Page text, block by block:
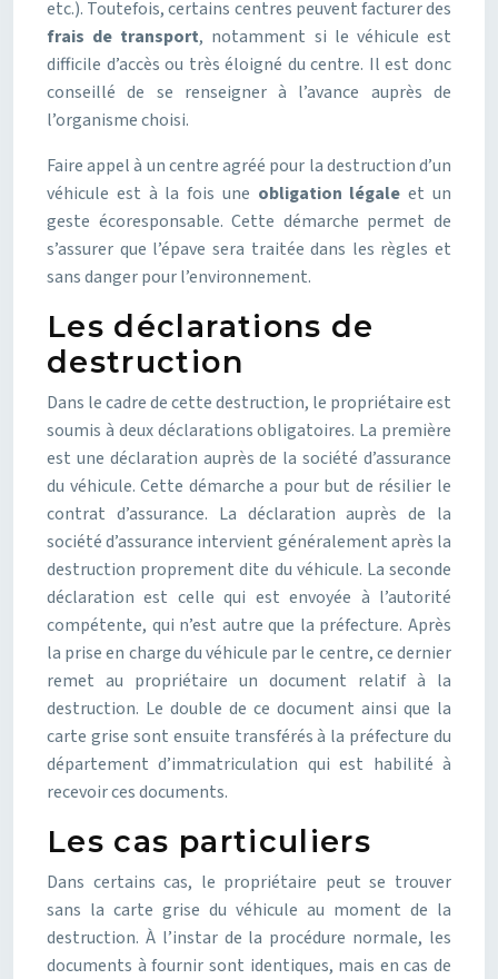
etc.). Toutefois, certains centres peuvent facturer des
frais de transport, notamment si le véhicule est
difficile d’accès ou très éloigné du centre. Il est donc
conseillé de se renseigner à l’avance auprès de
l’organisme choisi.
Faire appel à un centre agréé pour la destruction d’un
véhicule est à la fois une obligation légale et un
geste écoresponsable. Cette démarche permet de
s’assurer que l’épave sera traitée dans les règles et
sans danger pour l’environnement.
Les déclarations de
destruction
Dans le cadre de cette destruction, le propriétaire est
soumis à deux déclarations obligatoires. La première
est une déclaration auprès de la société d’assurance
du véhicule. Cette démarche a pour but de résilier le
contrat d’assurance. La déclaration auprès de la
société d’assurance intervient généralement après la
destruction proprement dite du véhicule. La seconde
déclaration est celle qui est envoyée à l’autorité
compétente, qui n’est autre que la préfecture. Après
la prise en charge du véhicule par le centre, ce dernier
remet au propriétaire un document relatif à la
destruction. Le double de ce document ainsi que la
carte grise sont ensuite transférés à la préfecture du
département d’immatriculation qui est habilité à
recevoir ces documents.
Les cas particuliers
Dans certains cas, le propriétaire peut se trouver
sans la carte grise du véhicule au moment de la
destruction. À l’instar de la procédure normale, les
documents à fournir sont identiques, mais en cas de